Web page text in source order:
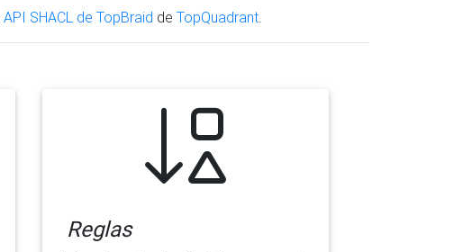
API SHACL de TopBraid de TopQuadrant
Reglas